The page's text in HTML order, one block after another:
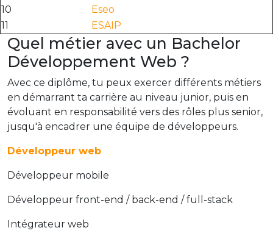
10
Eseo
11
ESAIP
Quel métier avec un Bachelor
Développement Web ?
Avec ce diplôme, tu peux exercer différents métiers
en démarrant ta carrière au niveau junior, puis en
évoluant en responsabilité vers des rôles plus senior,
jusqu'à encadrer une équipe de développeurs.
Développeur web
Développeur mobile
Développeur front-end / back-end / full-stack
Intégrateur web